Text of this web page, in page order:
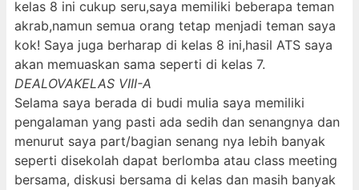
kelas 8 ini cukup seru,saya memiliki beberapa teman
akrab,namun semua orang tetap menjadi teman saya
kok! Saya juga berharap di kelas 8 ini,hasil ATS saya
akan memuaskan sama seperti di kelas 7.
DEALOVAKELAS VIII-A
Selama saya berada di budi mulia saya memiliki
pengalaman yang pasti ada sedih dan senangnya dan
menurut saya part/bagian senang nya lebih banyak
seperti disekolah dapat berlomba atau class meeting
bersama, diskusi bersama di kelas dan masih banyak